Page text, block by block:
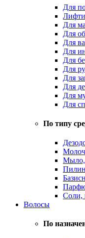
Для
Для
Для
Для
Для
Для
Для
Для
Для
Для
Для
По типу
Мыло,
Соли,
Волосы
По